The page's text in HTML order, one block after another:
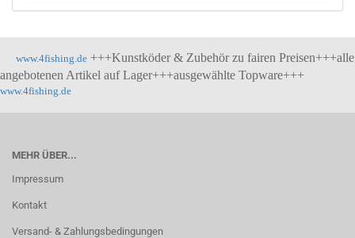
www.4fishing.de +++Kunstköder & Zubehör zu fairen Preisen+++alle
angebotenen Artikel auf Lager+++ausgewählte Topware+++
www.4fishing.de
MEHR ÜBER...
Impressum
Kontakt
Versand- & Zahlungsbedingungen